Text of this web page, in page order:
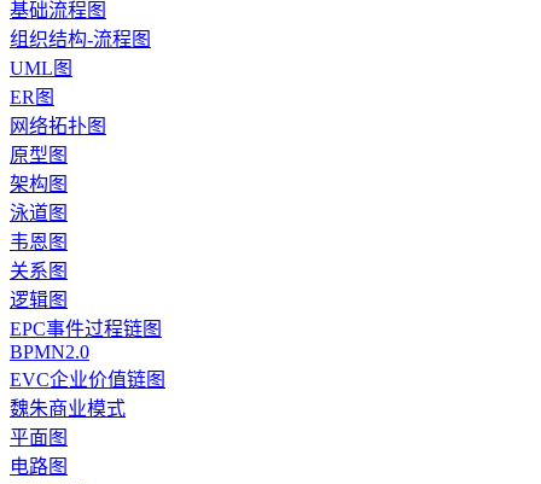
基础流程图
组织结构-流程图
UML图
ER图
网络拓扑图
原型图
架构图
泳道图
韦恩图
关系图
逻辑图
EPC事件过程链图
BPMN2.0
EVC企业价值链图
魏朱商业模式
平面图
电路图